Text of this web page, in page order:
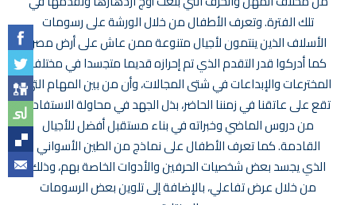
تلك الفترة. وتعرف الأطفال من خلال الورشة على رسومات
الأسلاف الذين ينتمون لأجيال متنوعة ممن عاش على أرض مصر،
كما أدركوا قدر التقدم الذي تم إحرازه قديما متجسدا في مختلف
المخترعات والإبداعات في شتى المجالات، وأن من بين المهام التي
تقع على عاتقنا في زمننا الحاضر، بذل الجهد في محاولة الاستفادة
من دروس الماضي وخبراته في بناء مستقبل أفضل للأجيال
القادمة. كما تعرف الأطفال على نماذج من الطين الأسواني
الذي يجسد بعض شخصيات الحرفين والأدوات الخاصة بهم، وذلك
من خلال عرض تفاعلي، بالإضافة إلى تلوين بعض الرسومات